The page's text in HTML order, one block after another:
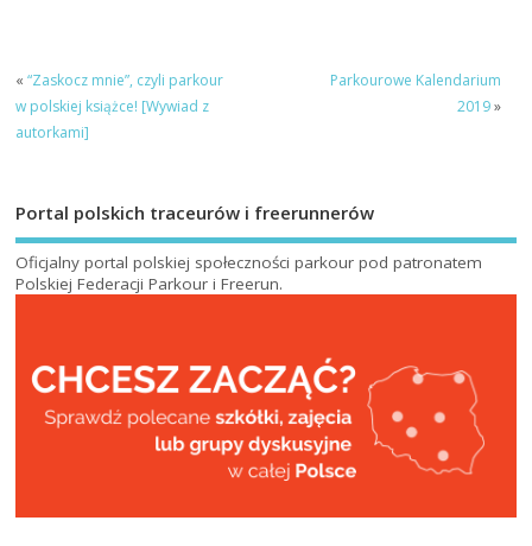
«“Zaskocz mnie”, czyli parkour
w polskiej książce! [Wywiad z
autorkami]
Parkourowe Kalendarium
2019»
Portal polskich traceurów i freerunnerów
Oficjalny portal polskiej społeczności parkour pod patronatem
Polskiej Federacji Parkour i Freerun.